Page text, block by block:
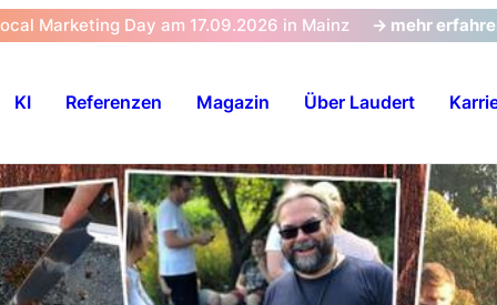
Marketing Day am 17.09.2026 in Mainz -> mehr
KI Referenzen Magazin Über Laudert